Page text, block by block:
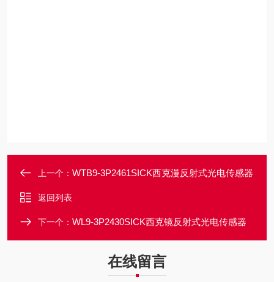
上一个： WTB9-3P2461SICK西克漫反射式光电传感器
返回列表
下一个： WL9-3P2430SICK西克镜反射式光电传感器
在线留言